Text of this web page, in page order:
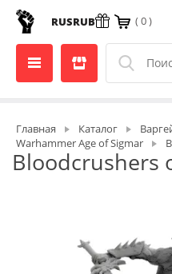
RUSRUB ( 0 )
Главная Каталог
Warhammer Age of Sigmar
Bloodcrushers